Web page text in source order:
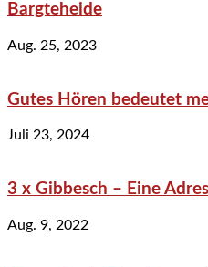
Bargteheide
Aug. 25, 2023
Gutes Hören bedeutet
Juli 23, 2024
3 x Gibbesch – Eine
Aug. 9, 2022